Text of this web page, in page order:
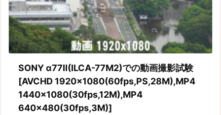
SONY α77II(ILCA-77M2)での動画撮影試験
[AVCHD 1920×1080(60fps,PS,28M),MP4
1440×1080(30fps,12M),MP4
640×480(30fps,3M)]